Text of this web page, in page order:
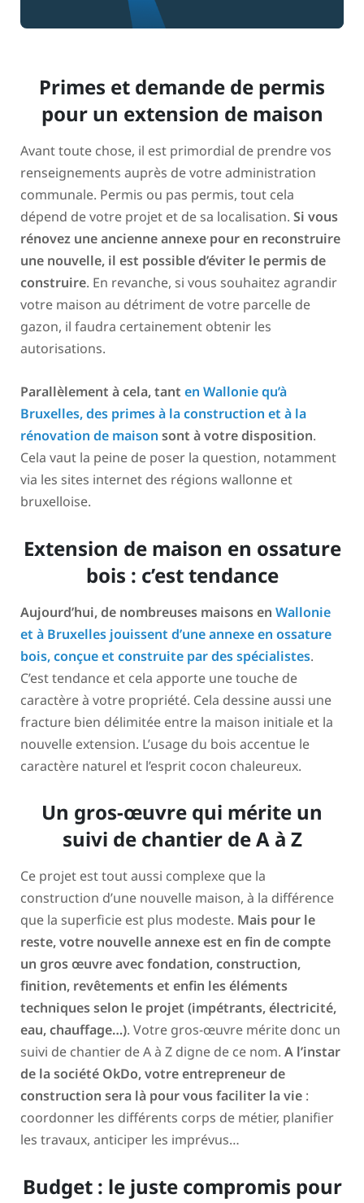
Primes et demande de permis
pour un extension de maison
Avant toute chose, il est primordial de prendre vos
renseignements auprès de votre administration
communale. Permis ou pas permis, tout cela
dépend de votre projet et de sa localisation. Si vous
rénovez une ancienne annexe pour en reconstruire
une nouvelle, il est possible d’éviter le permis de
construire. En revanche, si vous souhaitez agrandir
votre maison au détriment de votre parcelle de
gazon, il faudra certainement obtenir les
autorisations.
Parallèlement à cela, tant en Wallonie qu’à
Bruxelles, des primes à la construction et à la
rénovation de maison sont à votre disposition.
Cela vaut la peine de poser la question, notamment
via les sites internet des régions wallonne et
bruxelloise.
Extension de maison en ossature
bois : c’est tendance
Aujourd’hui, de nombreuses maisons en Wallonie
et à Bruxelles jouissent d’une annexe en ossature
bois, conçue et construite par des spécialistes.
C’est tendance et cela apporte une touche de
caractère à votre propriété. Cela dessine aussi une
fracture bien délimitée entre la maison initiale et la
nouvelle extension. L’usage du bois accentue le
caractère naturel et l’esprit cocon chaleureux.
Un gros-œuvre qui mérite un
suivi de chantier de A à Z
Ce projet est tout aussi complexe que la
construction d’une nouvelle maison, à la différence
que la superficie est plus modeste. Mais pour le
reste, votre nouvelle annexe est en fin de compte
un gros œuvre avec fondation, construction,
finition, revêtements et enfin les éléments
techniques selon le projet (impétrants, électricité,
eau, chauffage…). Votre gros-œuvre mérite donc un
suivi de chantier de A à Z digne de ce nom. A l’instar
de la société OkDo, votre entrepreneur de
construction sera là pour vous faciliter la vie :
coordonner les différents corps de métier, planifier
les travaux, anticiper les imprévus…
Budget : le juste compromis pour